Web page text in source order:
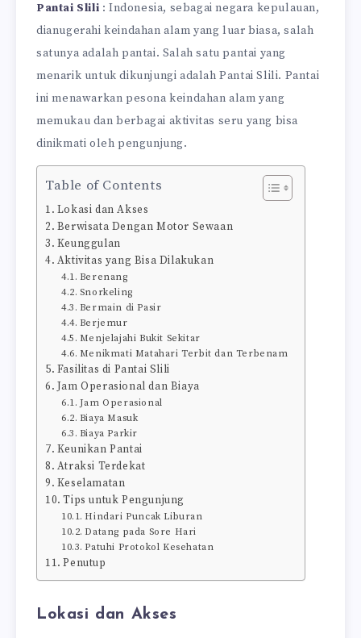
Pantai Slili : Indonesia, sebagai negara kepulauan,
dianugerahi keindahan alam yang luar biasa, salah
satunya adalah pantai. Salah satu pantai yang
menarik untuk dikunjungi adalah Pantai Slili. Pantai
ini menawarkan pesona keindahan alam yang
memukau dan berbagai aktivitas seru yang bisa
dinikmati oleh pengunjung.
Table of Contents
Lokasi dan Akses
Berwisata Dengan Motor Sewaan
Keunggulan
Aktivitas yang Bisa Dilakukan
Berenang
Snorkeling
Bermain di Pasir
Berjemur
Menjelajahi Bukit Sekitar
Menikmati Matahari Terbit dan Terbenam
Fasilitas di Pantai Slili
Jam Operasional dan Biaya
Jam Operasional
Biaya Masuk
Biaya Parkir
Keunikan Pantai
Atraksi Terdekat
Keselamatan
Tips untuk Pengunjung
Hindari Puncak Liburan
Datang pada Sore Hari
Patuhi Protokol Kesehatan
Penutup
Lokasi dan Akses